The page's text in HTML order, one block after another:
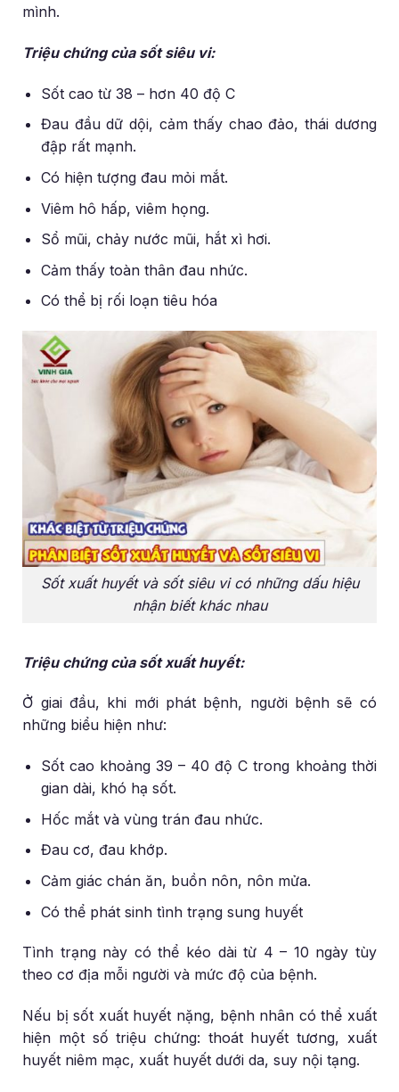
mình.
Triệu chứng của sốt siêu vi:
Sốt cao từ 38 – hơn 40 độ C
Đau đầu dữ dội, cảm thấy chao đảo, thái dương
đập rất mạnh.
Có hiện tượng đau mỏi mắt.
Viêm hô hấp, viêm họng.
Sổ mũi, chảy nước mũi, hắt xì hơi.
Cảm thấy toàn thân đau nhức.
Có thể bị rối loạn tiêu hóa
Sốt xuất huyết và sốt siêu vi có những dấu hiệu
nhận biết khác nhau
Triệu chứng của sốt xuất huyết:
Ở giai đầu, khi mới phát bệnh, người bệnh sẽ có
những biểu hiện như:
Sốt cao khoảng 39 – 40 độ C trong khoảng thời
gian dài, khó hạ sốt.
Hốc mắt và vùng trán đau nhức.
Đau cơ, đau khớp.
Cảm giác chán ăn, buồn nôn, nôn mửa.
Có thể phát sinh tình trạng sung huyết
Tình trạng này có thể kéo dài từ 4 – 10 ngày tùy
theo cơ địa mỗi người và mức độ của bệnh.
Nếu bị sốt xuất huyết nặng, bệnh nhân có thể xuất
hiện một số triệu chứng: thoát huyết tương, xuất
huyết niêm mạc, xuất huyết dưới da, suy nội tạng.